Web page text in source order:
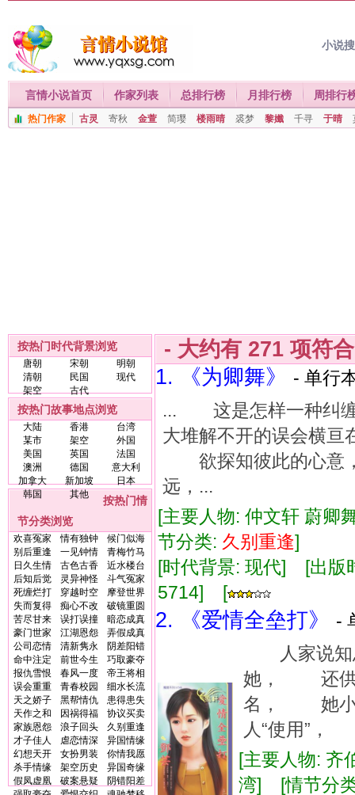
小说
言情小说首页 作家列表 总排行榜 月排行榜 周排行
热门作家 古灵 寄秋 金萱 简璎 楼雨晴 裘梦 黎孅 千寻 于晴
按热门时代背景浏览
唐朝 宋朝
明朝
清朝
民国
现代
架空
古代
按热门故事地点浏览
大陆 香港
台湾
某市
架空
外国
美国
英国
法国
澳洲
德国
意大利
加拿大
新加坡
日本
韩国
其他
按热门情
节分类浏览
欢喜冤家 情有独钟
候门似海
别后重逢
一见钟情
青梅竹马
日久生情
古色古香
近水楼台
后知后觉
灵异神怪
斗气冤家
死缠烂打
穿越时空
摩登世界
失而复得
痴心不改
破镜重圆
苦尽甘来
误打误撞
暗恋成真
豪门世家
江湖恩怨
弄假成真
公司恋情
清新隽永
阴差阳错
命中注定
前世今生
巧取豪夺
报仇雪恨
春风一度
帝王将相
误会重重
青春校园
细水长流
天之娇子
黑帮情仇
患得患失
天作之和
因祸得福
协议买卖
家族恩怨
浪子回头
久别重逢
才子佳人
虐恋情深
异国情缘
幻想天开
女扮男装
你情我愿
杀手情缘
架空历史
异国奇缘
假凤虚凰
破案悬疑
阴错阳差
- 大约有 271 项符
1. 《为卿舞》
- 单行
... 这是怎样一种
大堆解不开的误会横
欲探知彼此的心
远，...
[主要人物: 仲文轩 蔚
节分类: 久别 重逢]
[时代背景: 现代] [出
5714] [
2. 《爱情全垒打》
-
人家说知
她， 还供
名， 她小
人“使用”
[主要人物: 齐
湾] [情节分